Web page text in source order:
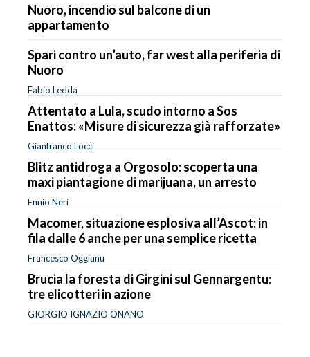
Nuoro, incendio sul balcone di un
appartamento
Spari contro un’auto, far west alla periferia di
Nuoro
Fabio Ledda
Attentato a Lula, scudo intorno a Sos
Enattos: «Misure di sicurezza già rafforzate»
Gianfranco Locci
Blitz antidroga a Orgosolo: scoperta una
maxi piantagione di marijuana, un arresto
Ennio Neri
Macomer, situazione esplosiva all’Ascot: in
fila dalle 6 anche per una semplice ricetta
Francesco Oggianu
Brucia la foresta di Girgini sul Gennargentu:
tre elicotteri in azione
GIORGIO IGNAZIO ONANO